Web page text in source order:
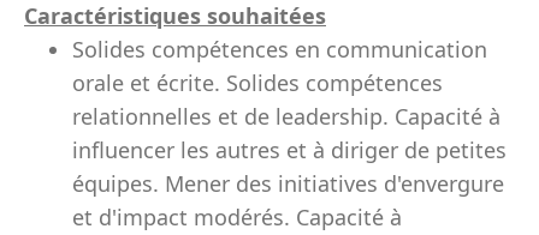
Caractéristiques souhaitées
Solides compétences en communication
orale et écrite. Solides compétences
relationnelles et de leadership. Capacité à
influencer les autres et à diriger de petites
équipes. Mener des initiatives d'envergure
et d'impact modérés. Capacité à